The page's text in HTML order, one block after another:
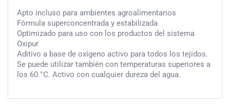
Apto incluso para ambientes agroalimentarios
Fórmula superconcentrada y estabilizada
Optimizado para uso con los productos del sistema
Oxipur
Aditivo a base de oxígeno activo para todos los tejidos.
Se puede utilizar también con temperaturas superiores a
los 60 °C. Activo con cualquier dureza del agua.